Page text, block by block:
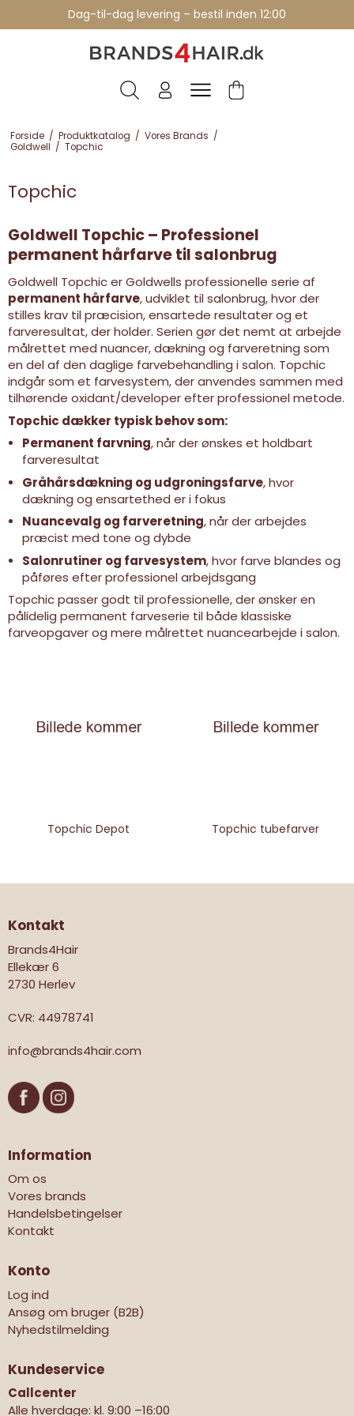
Dag-til-dag levering – bestil inden 12:00
Forside / Produktkatalog / Vores Brands /
Goldwell / Topchic
Topchic
Goldwell Topchic – Professionel
permanent hårfarve til salonbrug
Goldwell Topchic er Goldwells professionelle serie af
permanent hårfarve, udviklet til salonbrug, hvor der
stilles krav til præcision, ensartede resultater og et
farveresultat, der holder. Serien gør det nemt at arbejde
målrettet med nuancer, dækning og farveretning som
en del af den daglige farvebehandling i salon. Topchic
indgår som et farvesystem, der anvendes sammen med
tilhørende oxidant/developer efter professionel metode.
Topchic dækker typisk behov som:
Permanent farvning, når der ønskes et holdbart
farveresultat
Gråhårsdækning og udgroningsfarve, hvor
dækning og ensartethed er i fokus
Nuancevalg og farveretning, når der arbejdes
præcist med tone og dybde
Salonrutiner og farvesystem, hvor farve blandes og
påføres efter professionel arbejdsgang
Topchic passer godt til professionelle, der ønsker en
pålidelig permanent farveserie til både klassiske
farveopgaver og mere målrettet nuancearbejde i salon.
Topchic Depot Topchic tubefarver
Kontakt
Brands4Hair
Ellekær 6
2730 Herlev
CVR: 44978741
info@brands4hair.com
Information
Om os
Vores brands
Handelsbetingelser
Kontakt
Konto
Log ind
Ansøg om bruger (B2B)
Nyhedstilmelding
Kundeservice
Callcenter
Alle hverdage: kl. 9:00 –16:00